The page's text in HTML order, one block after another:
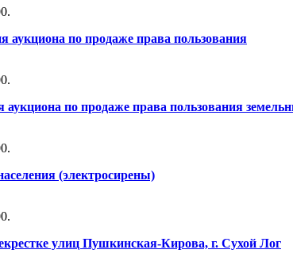
аукциона по продаже права пользования
по продаже права пользования
(электросирены)
улиц Пушкинская-Кирова, г. Сухой Лог